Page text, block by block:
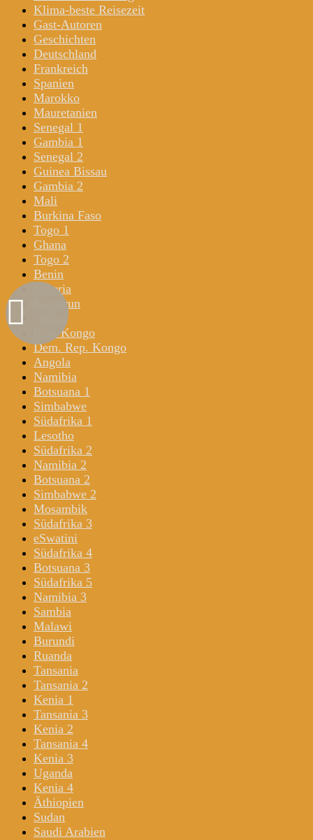
Klima-beste Reisezeit
Gast-Autoren
Geschichten
Deutschland
Frankreich
Spanien
Marokko
Mauretanien
Senegal 1
Gambia 1
Senegal 2
Guinea Bissau
Gambia 2
Mali
Burkina Faso
Togo 1
Ghana
Togo 2
Benin
Nigeria
Kamerun
Rep. Kongo
Dem. Rep. Kongo
Angola
Namibia
Botsuana 1
Simbabwe
Südafrika 1
Lesotho
Südafrika 2
Namibia 2
Botsuana 2
Simbabwe 2
Mosambik
Südafrika 3
eSwatini
Südafrika 4
Botsuana 3
Südafrika 5
Namibia 3
Sambia
Malawi
Burundi
Ruanda
Tansania
Tansania 2
Kenia 1
Tansania 3
Kenia 2
Tansania 4
Kenia 3
Uganda
Kenia 4
Äthiopien
Sudan
Saudi Arabien